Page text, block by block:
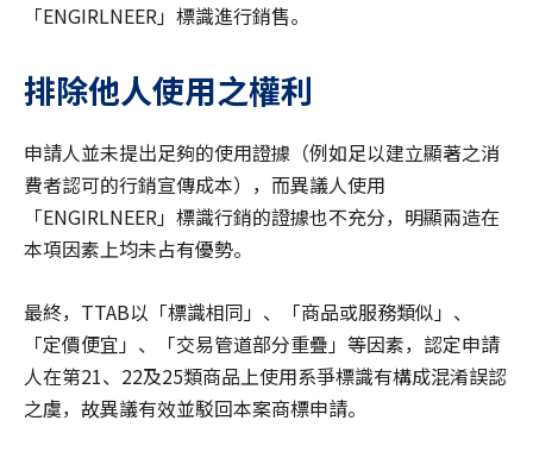
「ENGIRLNEER」標識進行銷售。
排除他人使用之權利
申請人並未提出足夠的使用證據（例如足以建立顯著之消
費者認可的行銷宣傳成本），而異議人使用
「ENGIRLNEER」標識行銷的證據也不充分，明顯兩造在
本項因素上均未占有優勢。
最終，TTAB以「標識相同」、「商品或服務類似」、
「定價便宜」、「交易管道部分重疊」等因素，認定申請
人在第21、22及25類商品上使用系爭標識有構成混淆誤認
之虞，故異議有效並駁回本案商標申請。